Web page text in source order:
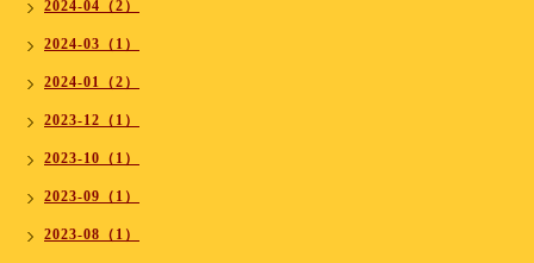
2024-04（2）
2024-03（1）
2024-01（2）
2023-12（1）
2023-10（1）
2023-09（1）
2023-08（1）